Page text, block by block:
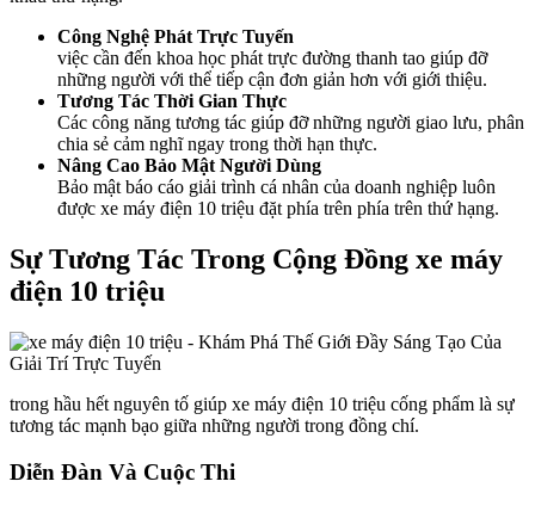
Công Nghệ Phát Trực Tuyến
việc cần đến khoa học phát trực đường thanh tao giúp đỡ
những người với thể tiếp cận đơn giản hơn với giới thiệu.
Tương Tác Thời Gian Thực
Các công năng tương tác giúp đỡ những người giao lưu, phân
chia sẻ cảm nghĩ ngay trong thời hạn thực.
Nâng Cao Bảo Mật Người Dùng
Bảo mật báo cáo giải trình cá nhân của doanh nghiệp luôn
được xe máy điện 10 triệu đặt phía trên phía trên thứ hạng.
Sự Tương Tác Trong Cộng Đồng xe máy
điện 10 triệu
trong hầu hết nguyên tố giúp xe máy điện 10 triệu cống phẩm là sự
tương tác mạnh bạo giữa những người trong đồng chí.
Diễn Đàn Và Cuộc Thi